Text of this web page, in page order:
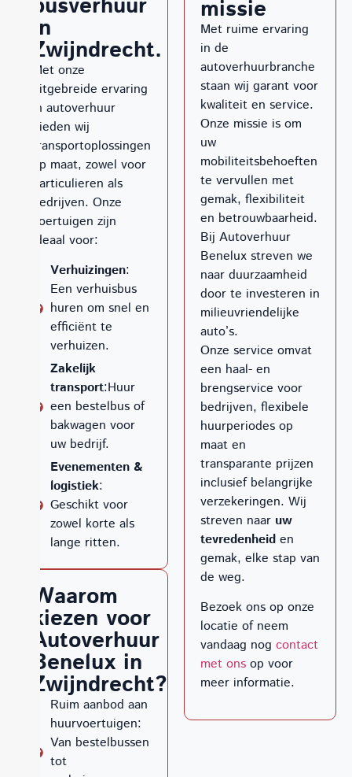
busverhuur
in
Zwijndrecht.
Met onze
uitgebreide ervaring
in autoverhuur
bieden wij
transportoplossingen
op maat, zowel voor
particulieren als
bedrijven. Onze
voertuigen zijn
ideaal voor:
Verhuizingen:
Een verhuisbus
huren om snel en
efficiënt te
verhuizen.
Zakelijk
transport:Huur
een bestelbus of
bakwagen voor
uw bedrijf.
Evenementen &
logistiek:
Geschikt voor
zowel korte als
lange ritten.
Waarom
kiezen voor
Autoverhuur
Benelux in
Zwijndrecht?
Ruim aanbod aan
huurvoertuigen:
Van bestelbussen
tot
missie
Met ruime ervaring
in de
autoverhuurbranche
staan wij garant voor
kwaliteit en service.
Onze missie is om
uw
mobiliteitsbehoeften
te vervullen met
gemak, flexibiliteit
en betrouwbaarheid.
Bij Autoverhuur
Benelux streven we
naar duurzaamheid
door te investeren in
milieuvriendelijke
auto’s.
Onze service omvat
een haal- en
brengservice voor
bedrijven, flexibele
huurperiodes op
maat en
transparante prijzen
inclusief belangrijke
verzekeringen. Wij
streven naar uw
tevredenheid en
gemak, elke stap van
de weg.
Bezoek ons op onze
locatie of neem
vandaag nog contact
met ons op voor
meer informatie.